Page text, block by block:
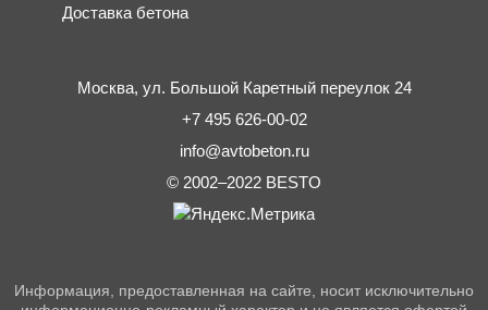
Доставка бетона
Москва, ул. Большой Каретный переулок 24
+7 495 626-00-02
info@avtobeton.ru
© 2002–2022 BESTO
Информация, предоставленная на сайте, носит исключительно